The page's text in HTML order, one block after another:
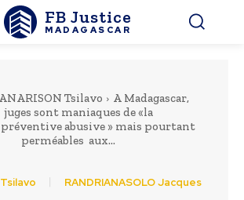
FB Justice
MADAGASCAR
Tsilavo
A Madagascar,
juges sont maniaques de «la
abusive » mais pourtant
perméables aux...
RANDRIANASOLO Jacques